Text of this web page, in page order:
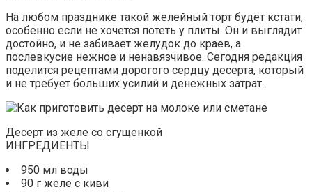
На любом празднике такой желейный торт будет кстати,
особенно если не хочется потеть у плиты. Он и выглядит
достойно, и не забивает желудок до краев, а
послевкусие нежное и ненавязчивое. Сегодня редакция
поделится рецептами дорогого сердцу десерта, который
и не требует больших усилий и денежных затрат.
Десерт из желе со сгущенкой
ИНГРЕДИЕНТЫ
950 мл воды
90 г желе с киви